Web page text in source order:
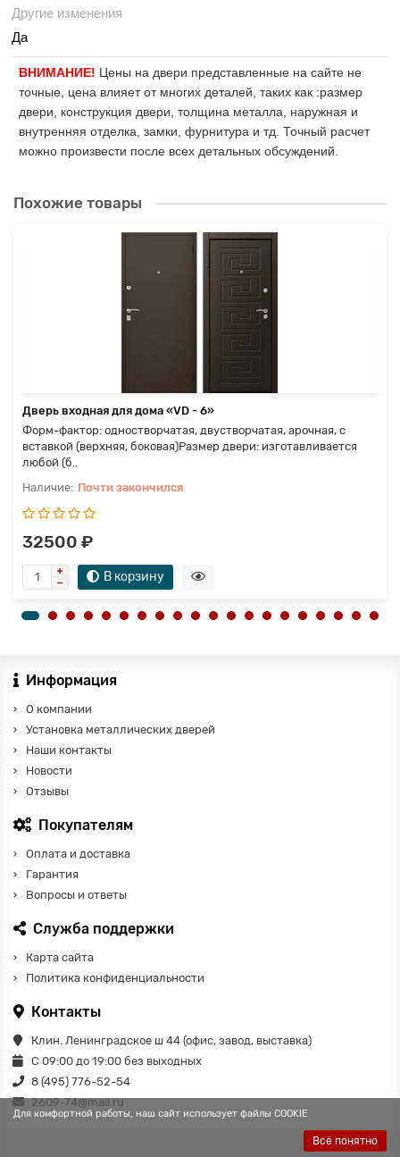
Другие изменения
Да
ВНИМАНИЕ! Цены на двери представленные на сайте не
точные, цена влияет от многих деталей, таких как :размер
двери, конструкция двери, толщина металла, наружная и
внутренняя отделка, замки, фурнитура и тд. Точный расчет
можно произвести после всех детальных обсуждений.
Похожие товары
Дверь входная для дома «VD - 6»
Форм-фактор: одностворчатая, двустворчатая, арочная, с
вставкой (верхняя, боковая)Размер двери: изготавливается
любой (б..
Почти закончился
32500 ₽
В корзину
Для комфортной работы, наш сайт использует файлы COOKIE
Всё понятно
Информация
О компании
Установка металлических дверей
Наши контакты
Новости
Отзывы
Покупателям
Оплата и доставка
Гарантия
Вопросы и ответы
Служба поддержки
Карта сайта
Политика конфиденциальности
Контакты
Клин. Ленинградское ш 44 (офис, завод, выставка)
С 09:00 до 19:00 без выходных
8 (495) 776-52-54
2609-74@mail.ru